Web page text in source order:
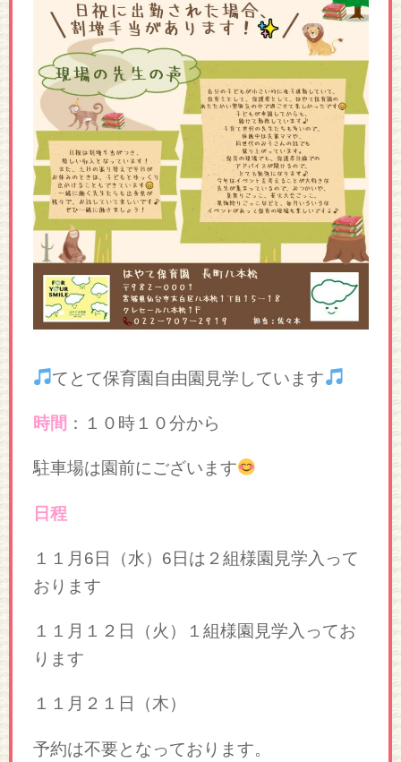
てとて保育園自由園見学しています
時間 ：１０時１０分から
駐車場は園前にございます
日程
１１月6日（水）6日は２組様園見学入って
おります
１１月１２日（火）１組様園見学入ってお
ります
１１月２１日（木）
予約は不要となっております。